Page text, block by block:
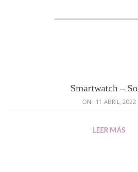
Smartwatch –
ON: 11 ABRIL, 2022
LEER MÁS